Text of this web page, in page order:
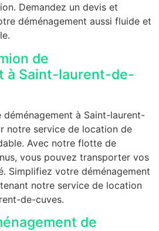
Demandez un devis et
déménagement aussi fluide et
de
à Saint-laurent-de-
déménagement à Saint-laurent-
notre service de location de
Avec notre flotte de
vous pouvez transporter vos
Simplifiez votre déménagement
notre service de location
de-cuves.
de